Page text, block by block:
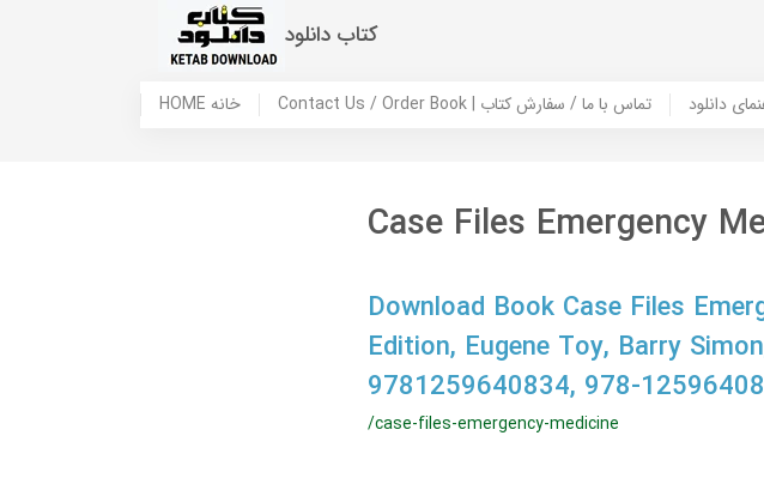
کتاب دانلود
HOME خانه Contact Us / Order Book | تماس با ما / سفارش کتاب دانلود
Case Files Emergency
Download Book Case Files
Edition, Eugene Toy, Barry
9781259640834, 978-
/case-files-emergency-medicine